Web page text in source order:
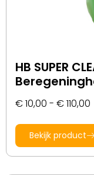
HB SUPER
€10,00 - €110,00
Bekijk product